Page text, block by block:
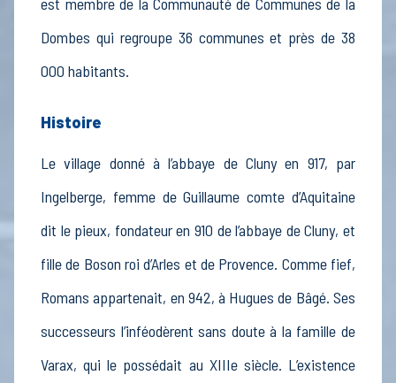
Dombes qui regroupe 36 communes et près de 38
000 habitants.
Histoire
Le village donné à l’abbaye de Cluny en 917, par
Ingelberge, femme de Guillaume comte d’Aquitaine
dit le pieux, fondateur en 910 de l’abbaye de Cluny, et
fille de Boson roi d’Arles et de Provence. Comme fief,
Romans appartenait, en 942, à Hugues de Bâgé. Ses
successeurs l’inféodèrent sans doute à la famille de
Varax, qui le possédait au XIIIe siècle. L’existence